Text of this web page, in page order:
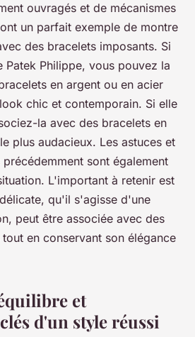
ouvragés et de mécanismes
un parfait exemple de montre
des bracelets imposants. Si
Patek Philippe, vous pouvez la
en argent ou en acier
chic et contemporain. Si elle
la avec des bracelets en
plus audacieux. Les astuces et
sont également
L'important à retenir est
qu'il s'agisse d'une
peut être associée avec des
en conservant son élégance
et
d'un style réussi